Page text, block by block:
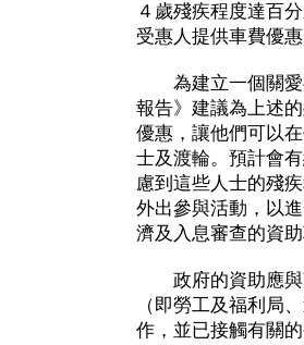
４歲殘疾程度達百
受惠人提供車費優惠
為建立一個關愛
報告》建議為上述
優惠，讓他們可以
士及渡輪。預計會
慮到這些人士的殘
外出參與活動，以
濟及入息審查的資
政府的資助應與
（即勞工及福利局
作，並已接觸有關